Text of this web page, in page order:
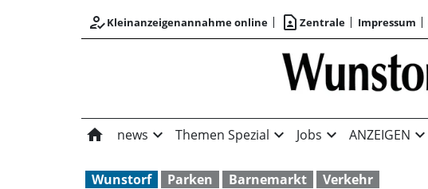
how_to_regKleinanzeigenannahme online contact_page Zentrale Impressum
home news expand_more Themen Spezial expand_more Jobs expand_more ANZEIGEN expand_more
Wunstorf Parken Barnemarkt Verkehr